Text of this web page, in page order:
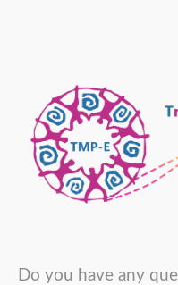
Do you have any